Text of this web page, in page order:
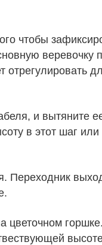
чтобы
веревочку
отрегулировать
и вытяните
в этот шаг
Переходник
цветочном